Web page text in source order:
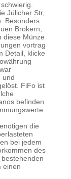
Jülicher Str,
Besonders
Brokern,
diese Münze
vortrag
Detail, klicke
und
FiFo ist
befinden
die
bei jedem
des
einen